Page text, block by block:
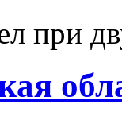
при